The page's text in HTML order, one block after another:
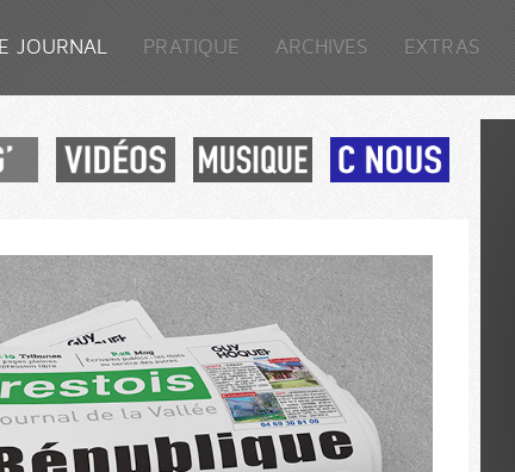
JOURNAL PRATIQUE ARCHIVES EXTRAS